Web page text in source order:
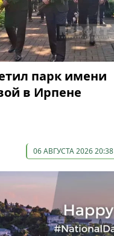
парк имени
в Ирпене
06 АВГУСТА 2026 20:38